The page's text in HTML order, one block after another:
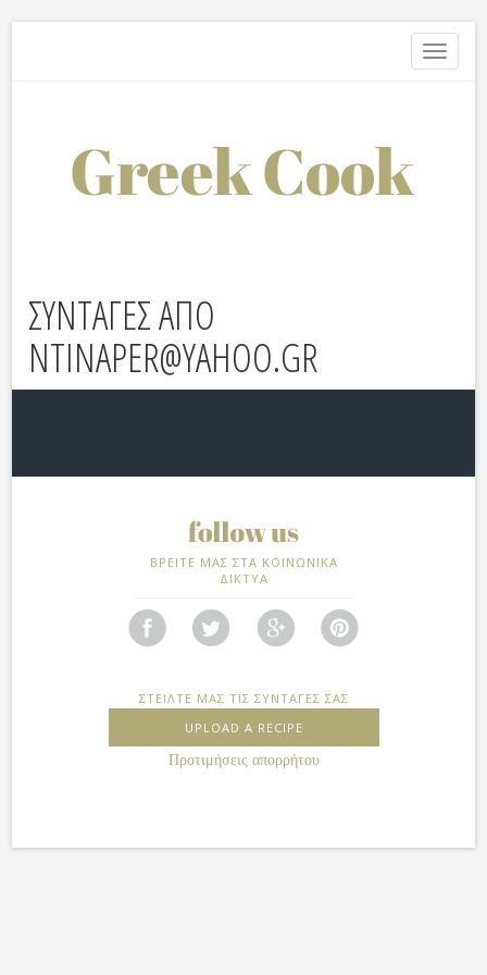
Toggle
ΣΥΝΤΑΓΕΣ ΑΠΟ
NTINAPER@YAHOO.GR
ΒΡΕΙΤΕ ΜΑΣ ΣΤΑ ΚΟΙΝΩΝΙΚΑ
ΔΙΚΤΥΑ
ΣΤΕΙΛΤΕ ΜΑΣ ΤΙΣ ΣΥΝΤΑΓΕΣ ΣΑΣ
UPLOAD A RECIPE
Προτιμήσεις απορρήτου